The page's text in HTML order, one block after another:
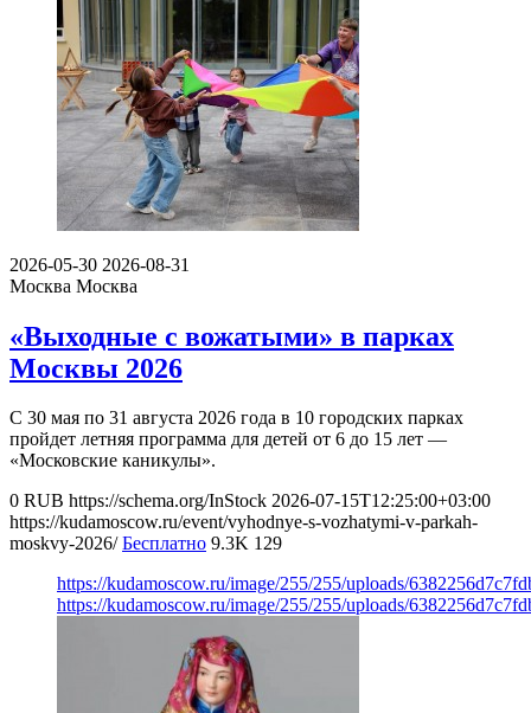
2026-05-30 2026-08-31
Москва Москва
«Выходные с вожатыми» в парках
Москвы 2026
С 30 мая по 31 августа 2026 года в 10 городских парках
пройдет летняя программа для детей от 6 до 15 лет —
«Московские каникулы».
0 RUB https://schema.org/InStock 2026-07-15T12:25:00+03:00
https://kudamoscow.ru/event/vyhodnye-s-vozhatymi-v-parkah-
moskvy-2026/ Бесплатно 9.3K 129
https://kudamoscow.ru/image/255/255/uploads/
https://kudamoscow.ru/image/255/255/uploads/